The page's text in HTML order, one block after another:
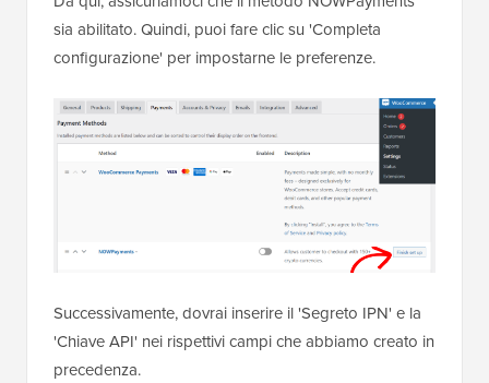
sia abilitato. Quindi, puoi fare clic su 'Completa
configurazione' per impostarne le preferenze.
Successivamente, dovrai inserire il 'Segreto IPN' e la
'Chiave API' nei rispettivi campi che abbiamo creato in
precedenza.